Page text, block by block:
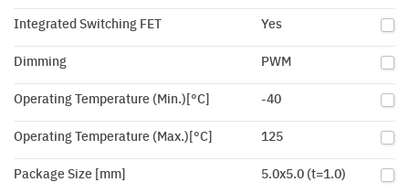
Integrated Switching FET Yes
Dimming PWM
Operating Temperature (Min.)[°C] -40
Operating Temperature (Max.)[°C] 125
Package Size [mm] 5.0x5.0 (t=1.0)